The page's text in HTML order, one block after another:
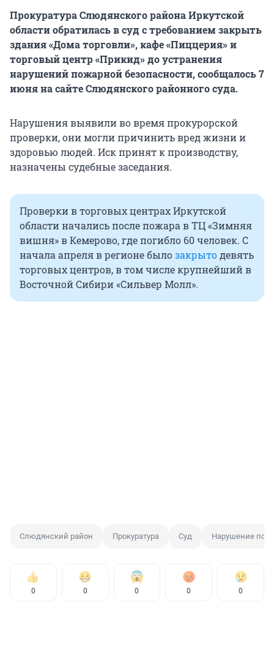
Прокуратура Слюдянского района Иркутской
области обратилась в суд с требованием закрыть
здания «Дома торговли», кафе «Пиццерия» и
торговый центр «Прикид» до устранения
нарушений пожарной безопасности, сообщалось 7
июня на сайте Слюдянского районного суда.
Нарушения выявили во время прокурорской
проверки, они могли причинить вред жизни и
здоровью людей. Иск принят к производству,
назначены судебные заседания.
Проверки в торговых центрах Иркутской
области начались после пожара в ТЦ «Зимняя
вишня» в Кемерово, где погибло 60 человек. С
начала апреля в регионе былозакрыто девять
торговых центров, в том числе крупнейший в
Восточной Сибири «Сильвер Молл».
Слюдянский район Прокуратура Суд Нарушение
0 0 0 0 0